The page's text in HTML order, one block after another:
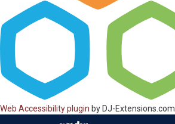
Web Accessibility plugin by DJ-Extensions.com